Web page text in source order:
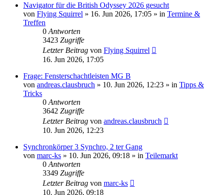
Navigator für die British Odyssey 2026 gesucht
von Flying Squirrel » 16. Jun 2026, 17:05 » in Termine &
Treffen
0 Antworten
3423 Zugriffe
Letzter Beitrag von Flying Squirrel
16. Jun 2026, 17:05
Frage: Fensterschachtleisten MG B
von andreas.clausbruch » 10. Jun 2026, 12:23 » in Tipps &
Tricks
0 Antworten
3642 Zugriffe
Letzter Beitrag von andreas.clausbruch
10. Jun 2026, 12:23
Synchronkörper 3 Synchro, 2 ter Gang
von marc-ks » 10. Jun 2026, 09:18 » in Teilemarkt
0 Antworten
3349 Zugriffe
Letzter Beitrag von marc-ks
10. Jun 2026, 09:18